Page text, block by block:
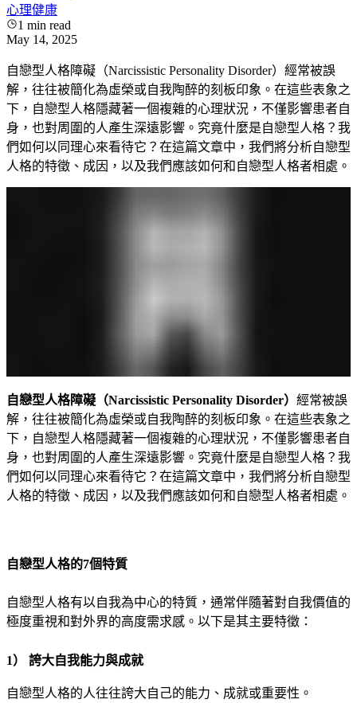
心理健康
1 min read
May 14, 2025
自戀型人格障礙（Narcissistic Personality Disorder）經常被誤
解，往往被簡化為虛榮或自我陶醉的刻板印象。在這些表象之
下，自戀型人格隱藏著一個複雜的心理狀況，不僅影響患者自
身，也對周圍的人產生深遠影響。究竟什麼是自戀型人格？我
們如何以同理心來看待它？在這篇文章中，我們將分析自戀型
人格的特徵、成因，以及我們應該如何和自戀型人格者相處。
自戀型人格障礙（Narcissistic Personality Disorder） 經常被誤
解，往往被簡化為虛榮或自我陶醉的刻板印象。在這些表象之
下，自戀型人格隱藏著一個複雜的心理狀況，不僅影響患者自
身，也對周圍的人產生深遠影響。究竟什麼是自戀型人格？我
們如何以同理心來看待它？在這篇文章中，我們將分析自戀型
人格的特徵、成因，以及我們應該如何和自戀型人格者相處。
自戀型人格的7個特質
自戀型人格有以自我為中心的特質，通常伴隨著對自我價值的
極度重視和對外界的高度需求感。以下是其主要特徵：
1） 誇大自我能力與成就
自戀型人格的人往往誇大自己的能力、成就或重要性。